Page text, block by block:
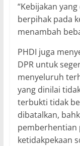
“Kebijakan
berpihak pada
menambah
PHDI juga
DPR untuk
menyeluruh
yang dinilai
terbukti tidak
dibatalkan,
pemberhentian
ketidakpekaan